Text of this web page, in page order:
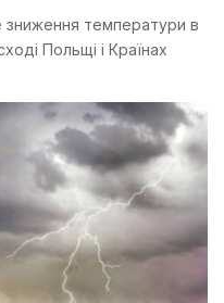
зниження температури в
Польщі і Країнах